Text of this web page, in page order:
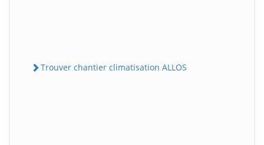
Trouver chantier climatisation ALLOS